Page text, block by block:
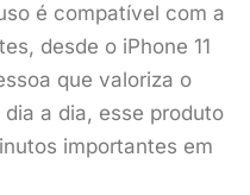
é compatível com a
desde o iPhone 11
que valoriza o
a dia, esse produto
importantes em